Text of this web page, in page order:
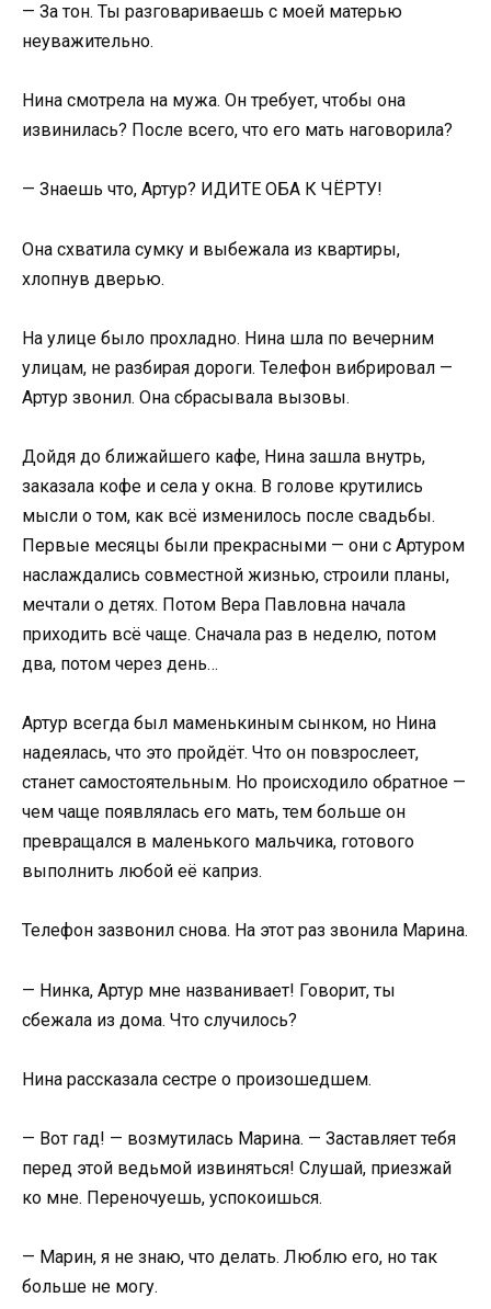
— За тон. Ты разговариваешь с моей матерью
неуважительно.
Нина смотрела на мужа. Он требует, чтобы она
извинилась? После всего, что его мать наговорила?
— Знаешь что, Артур? ИДИТЕ ОБА К ЧЁРТУ!
Она схватила сумку и выбежала из квартиры,
хлопнув дверью.
На улице было прохладно. Нина шла по вечерним
улицам, не разбирая дороги. Телефон вибрировал —
Артур звонил. Она сбрасывала вызовы.
Дойдя до ближайшего кафе, Нина зашла внутрь,
заказала кофе и села у окна. В голове крутились
мысли о том, как всё изменилось после свадьбы.
Первые месяцы были прекрасными — они с Артуром
наслаждались совместной жизнью, строили планы,
мечтали о детях. Потом Вера Павловна начала
приходить всё чаще. Сначала раз в неделю, потом
два, потом через день…
Артур всегда был маменькиным сынком, но Нина
надеялась, что это пройдёт. Что он повзрослеет,
станет самостоятельным. Но происходило обратное —
чем чаще появлялась его мать, тем больше он
превращался в маленького мальчика, готового
выполнить любой её каприз.
Телефон зазвонил снова. На этот раз звонила Марина.
— Нинка, Артур мне названивает! Говорит, ты
сбежала из дома. Что случилось?
Нина рассказала сестре о произошедшем.
— Вот гад! — возмутилась Марина. — Заставляет тебя
перед этой ведьмой извиняться! Слушай, приезжай
ко мне. Переночуешь, успокоишься.
— Марин, я не знаю, что делать. Люблю его, но так
больше не могу.